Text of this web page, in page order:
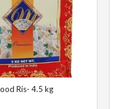
Ris- 4.5 kg